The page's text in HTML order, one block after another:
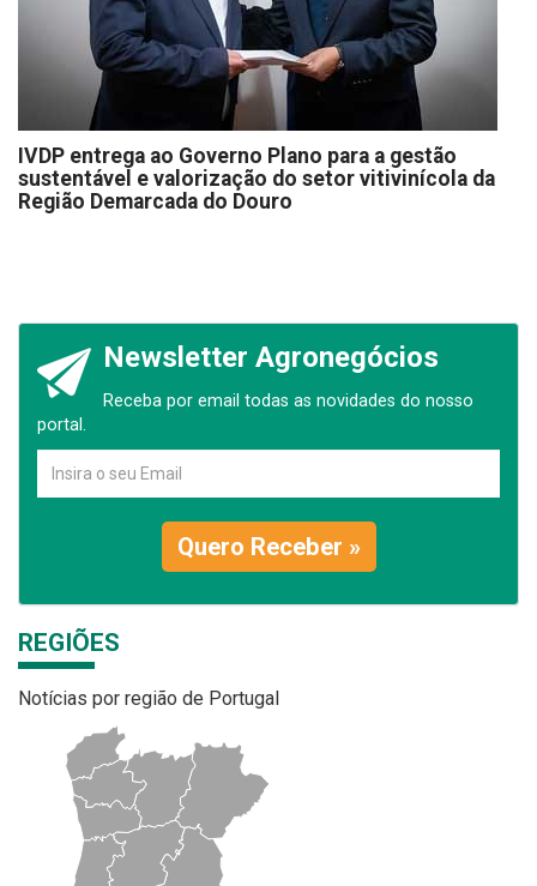
IVDP entrega ao Governo Plano para a gestão
sustentável e valorização do setor vitivinícola da
Região Demarcada do Douro
Newsletter Agronegócios
Receba por email todas as novidades do nosso
portal.
Quero Receber »
REGIÕES
Notícias por região de Portugal